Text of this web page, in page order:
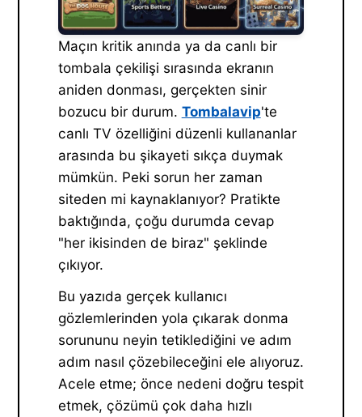
Maçın kritik anında ya da canlı bir
tombala çekilişi sırasında ekranın
aniden donması, gerçekten sinir
bozucu bir durum. Tombalavip'te
canlı TV özelliğini düzenli kullananlar
arasında bu şikayeti sıkça duymak
mümkün. Peki sorun her zaman
siteden mi kaynaklanıyor? Pratikte
baktığında, çoğu durumda cevap
"her ikisinden de biraz" şeklinde
çıkıyor.
Bu yazıda gerçek kullanıcı
gözlemlerinden yola çıkarak donma
sorununu neyin tetiklediğini ve adım
adım nasıl çözebileceğini ele alıyoruz.
Acele etme; önce nedeni doğru tespit
etmek, çözümü çok daha hızlı